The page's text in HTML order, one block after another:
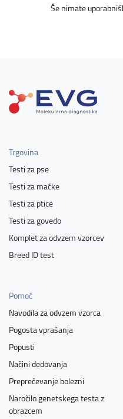
Še nimate
Trgovina
Testi za pse
Testi za mačke
Testi za ptice
Testi za govedo
Komplet za odvzem vzorcev
Breed ID test
Pomoč
Navodila za odvzem vzorca
Pogosta vprašanja
Popusti
Načini dedovanja
Preprečevanje bolezni
Naročilo genetskega testa z
obrazcem